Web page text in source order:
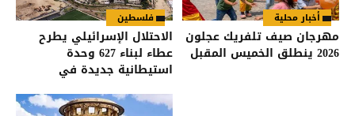
أخبار محلية
مهرجان صيف تلفريك عجلون
2026 ينطلق الخميس المقبل
فلسطين
الاحتلال الإسرائيلي يطرح
عطاء لبناء 627 وحدة
استيطانية جديدة في